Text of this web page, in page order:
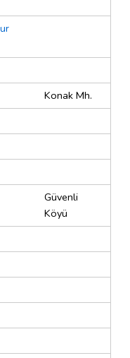
Konak Mh.
Güvenli
Köyü